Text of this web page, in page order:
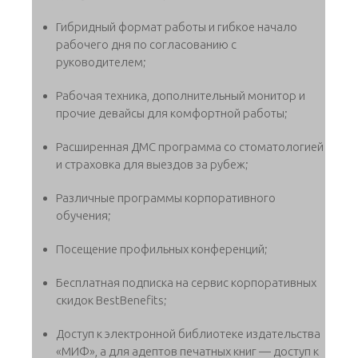
Гибридный формат работы и гибкое начало
рабочего дня по согласованию с
руководителем;
Рабочая техника, дополнительный монитор и
прочие девайсы для комфортной работы;
Расширенная ДМС программа со стоматологией
и страховка для выездов за рубеж;
Различные программы корпоративного
обучения;
Посещение профильных конференций;
Бесплатная подписка на сервис корпоративных
скидок BestBenefits;
Доступ к электронной библиотеке издательства
«МИФ», а для адептов печатных книг — доступ к